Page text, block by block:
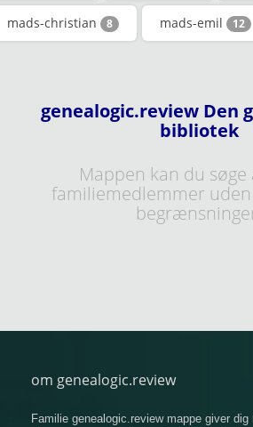
mads-christian 8 mads-emil 12
genealogic.review Den
bibliotek
Mappen kan du
familiemedlemmer uden
om genealogic.review
Familie genealogic.review mappe giver